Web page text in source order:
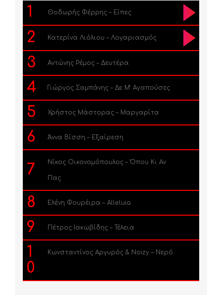
1 Θοδωρής Φέρρης – Είπες
2 Κατερίνα Λιόλιου – Λογαριασμός
3 Αντώνης Ρέμος – Δευτέρα
4 Γιώργος Σαμπάνης – Δε Μ’ Αγαπούσες
5 Χρήστος Μάστορας – Μαργαρίτα
6 Άννα Βίσση – Εξαίρεση
7 Νίκος Οικονομόπουλος – Όπου Κι Αν
Πας
8 Ελένη Φουρέιρα – Alleluia
9 Πέτρος Ιακωβίδης – Τέλεια
1
0
Κωνσταντίνος Αργυρός & Noizy – Νερό